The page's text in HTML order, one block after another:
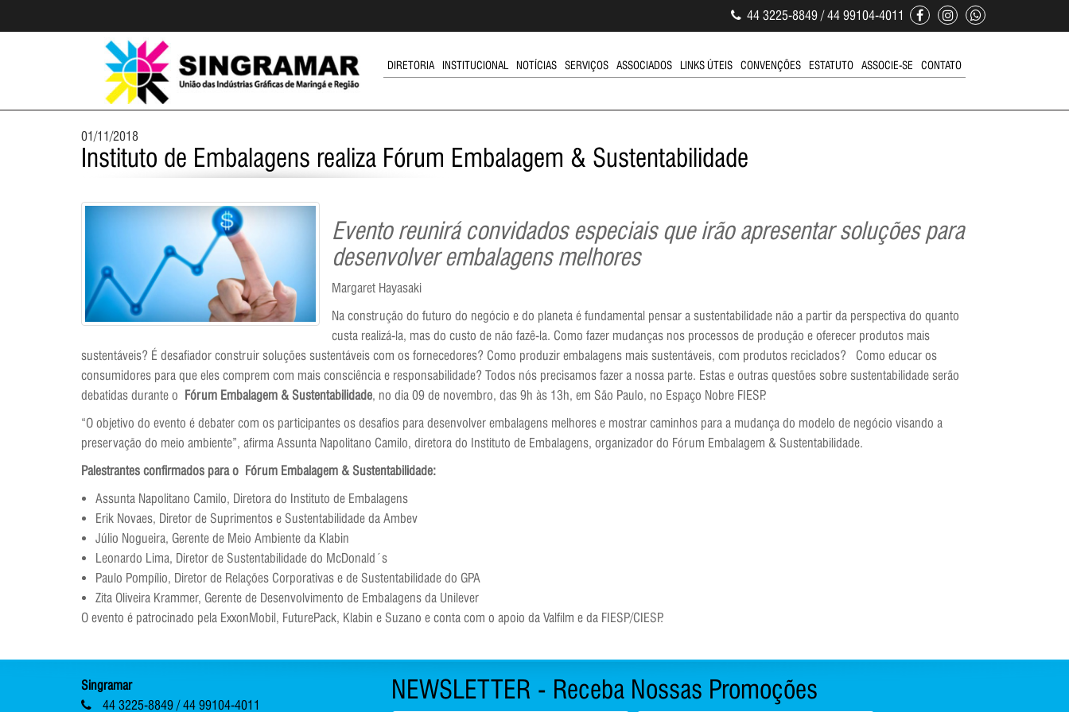
44 3225-8849 / 44 99104-4011
DIRETORIA INSTITUCIONAL NOTÍCIAS SERVIÇOS ASSOCIADOS LINKS ÚTEIS CONVENÇÕES ESTATUTO ASSOCIE-SE CONTATO
01/11/2018
Instituto de Embalagens realiza Fórum Embalagem & Sustentabilidade
Evento reunirá convidados especiais que irão apresentar soluções para
desenvolver embalagens melhores
Margaret Hayasaki
Na construção do futuro do negócio e do planeta é fundamental pensar a sustentabilidade não a partir da perspectiva do quanto
custa realizá-la, mas do custo de não fazê-la. Como fazer mudanças nos processos de produção e oferecer produtos mais
sustentáveis? É desafiador construir soluções sustentáveis com os fornecedores? Como produzir embalagens mais sustentáveis, com produtos reciclados? Como educar os
consumidores para que eles comprem com mais consciência e responsabilidade? Todos nós precisamos fazer a nossa parte. Estas e outras questões sobre sustentabilidade serão
debatidas durante o Fórum Embalagem & Sustentabilidade, no dia 09 de novembro, das 9h às 13h, em São Paulo, no Espaço Nobre FIESP.
“O objetivo do evento é debater com os participantes os desafios para desenvolver embalagens melhores e mostrar caminhos para a mudança do modelo de negócio visando a
preservação do meio ambiente”, afirma Assunta Napolitano Camilo, diretora do Instituto de Embalagens, organizador do Fórum Embalagem & Sustentabilidade.
Palestrantes confirmados para o Fórum Embalagem & Sustentabilidade:
Assunta Napolitano Camilo, Diretora do Instituto de Embalagens
Erik Novaes, Diretor de Suprimentos e Sustentabilidade da Ambev
Júlio Nogueira, Gerente de Meio Ambiente da Klabin
Leonardo Lima, Diretor de Sustentabilidade do McDonald´s
Paulo Pompílio, Diretor de Relações Corporativas e de Sustentabilidade do GPA
Zita Oliveira Krammer, Gerente de Desenvolvimento de Embalagens da Unilever
O evento é patrocinado pela ExxonMobil, FuturePack, Klabin e Suzano e conta com o apoio da Valfilm e da FIESP/CIESP.
Singramar
44 3225-8849 / 44 99104-4011
NEWSLETTER - Receba Nossas Promoções